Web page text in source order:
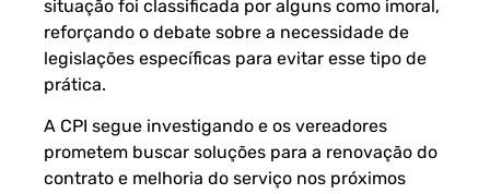
situação foi classificada por alguns como imoral,
reforçando o debate sobre a necessidade de
legislações específicas para evitar esse tipo de
prática.
A CPI segue investigando e os vereadores
prometem buscar soluções para a renovação do
contrato e melhoria do serviço nos próximos